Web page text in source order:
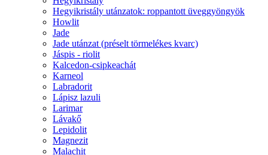
Hegyikristály utánzatok: roppantott üveggyöngyök
Howlit
Jade
Jade utánzat (préselt törmelékes kvarc)
Jáspis - riolit
Kalcedon-csipkeachát
Karneol
Labradorit
Lápisz lazuli
Larimar
Lávakő
Lepidolit
Magnezit
Malachit